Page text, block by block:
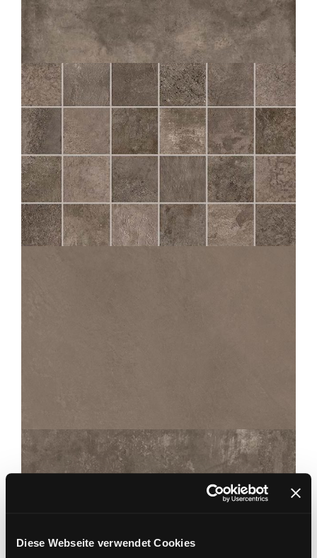
Diese Webseite verwendet Cookies
CHÂTEAU
MOKA ANTI-SLIP
OUTDOOR PLUS 20MM
80X80
CHÂTEAU
MOKA MOS 5X5
30X30